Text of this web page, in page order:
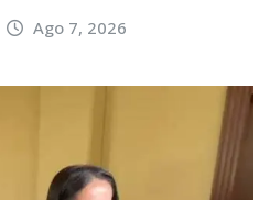
Ago 7, 2026